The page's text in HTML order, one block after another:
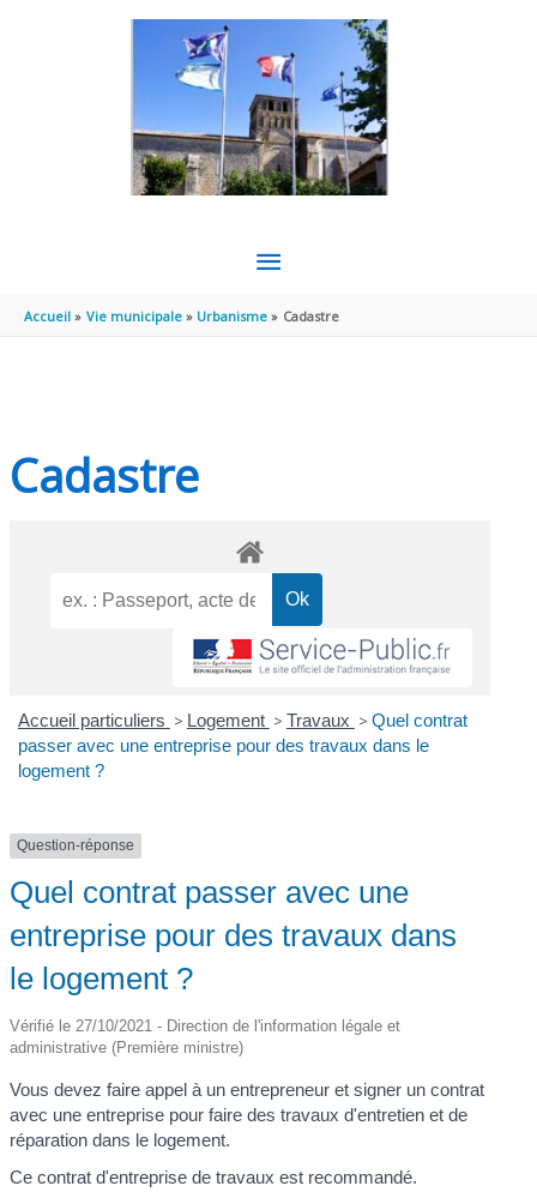
MENU
PRINCIPAL
Accueil Vie municipale Urbanisme Cadastre
Cadastre
Accueil particuliers > Logement > Travaux > Quel contrat
passer avec une entreprise pour des travaux dans le
logement ?
Question-réponse
Quel contrat passer avec une
entreprise pour des travaux dans
le logement ?
Vérifié le 27/10/2021 - Direction de l'information légale et
administrative (Première ministre)
Vous devez faire appel à un entrepreneur et signer un contrat
avec une entreprise pour faire des travaux d'entretien et de
réparation dans le logement.
Ce contrat d'entreprise de travaux est recommandé.